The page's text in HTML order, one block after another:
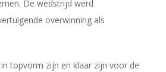
De wedstrijd werd
overwinning als
topvorm zijn en klaar zijn voor de